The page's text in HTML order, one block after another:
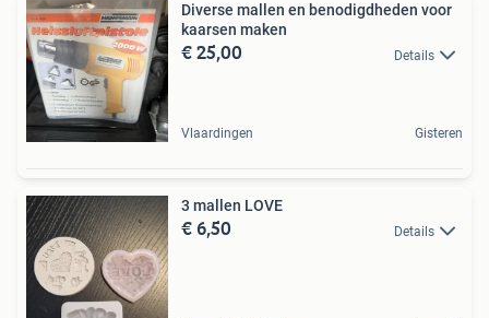
Diverse mallen en benodigdheden voor
kaarsen maken
€ 25,00 Details
Vlaardingen Gisteren
3 mallen LOVE
€ 6,50 Details